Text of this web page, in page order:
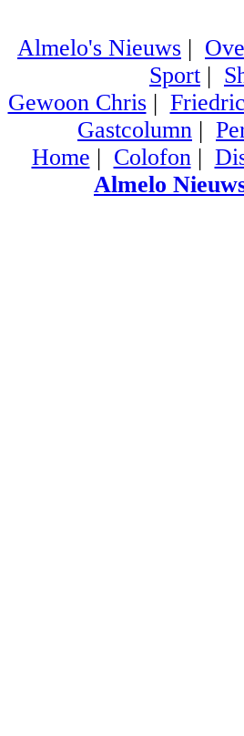
Almelo's Nieuws |
Sport |
Gewoon Chris|
Gastcolumn |
Home | Colofon|
Almelo